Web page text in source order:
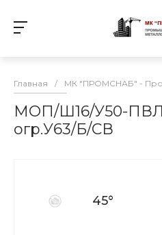
Главная / МК "ПРОМСНАБ" -
МОП/Ш16/У50-
огр.У63/Б/СВ
45°